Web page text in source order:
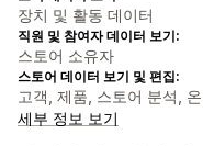
장치 및 활동 데이터
직원 및 참여자 데이터 보기:
스토어 소유자
스토어 데이터 보기 및 편집:
고객, 제품, 스토어 분석,
세부 정보 보기